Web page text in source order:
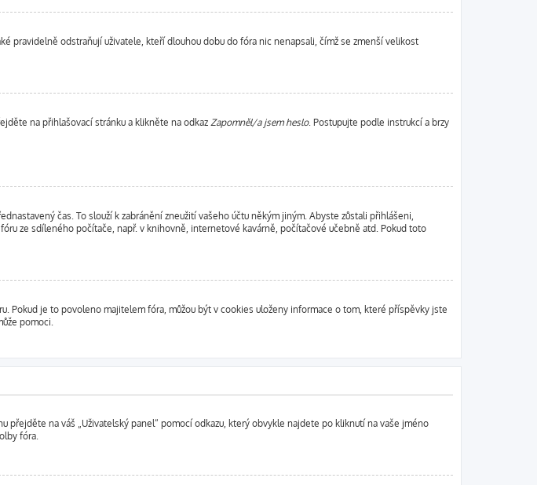
pravidelně odstraňují uživatele, kteří dlouhou dobu do fóra nic nenapsali, čímž se zmenší velikost
na přihlašovací stránku a klikněte na odkaz Zapomněl/a jsem heslo. Postupujte podle instrukcí a brzy
čas. To slouží k zabránění zneužití vašeho účtu někým jiným. Abyste zůstali přihlášeni,
ze sdíleného počítače, např. v knihovně, internetové kavárně, počítačové učebně atd. Pokud toto
Pokud je to povoleno majitelem fóra, můžou být v cookies uloženy informace o tom, které příspěvky jste
pomoci.
přejděte na váš „Uživatelský panel“ pomocí odkazu, který obvykle najdete po kliknutí na vaše jméno
fóra.